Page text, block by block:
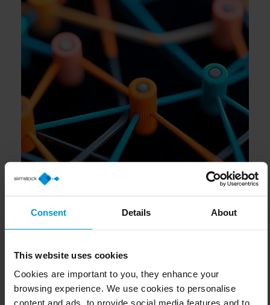
Consent Details About
This website uses cookies
Cookies are important to you, they enhance your
browsing experience. We use cookies to personalise
content and ads, to provide social media features and to